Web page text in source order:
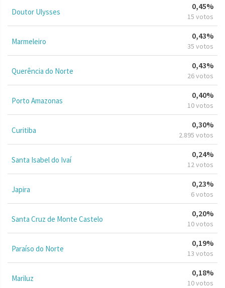
Doutor Ulysses
0,45%
15 votos
Marmeleiro
0,43%
35 votos
Querência do Norte
0,43%
26 votos
Porto Amazonas
0,40%
10 votos
Curitiba
0,30%
2.895 votos
Santa Isabel do Ivaí
0,24%
12 votos
Japira
0,23%
6 votos
Santa Cruz de Monte Castelo
0,20%
10 votos
Paraíso do Norte
0,19%
13 votos
Mariluz
0,18%
10 votos